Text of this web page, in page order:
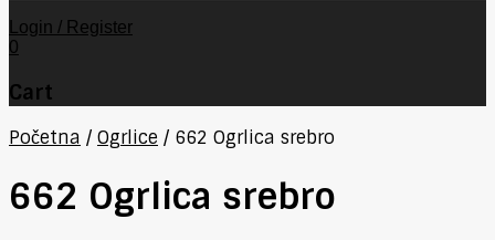
Login / Register
0
Cart
Početna / Ogrlice / 662 Ogrlica srebro
662 Ogrlica srebro